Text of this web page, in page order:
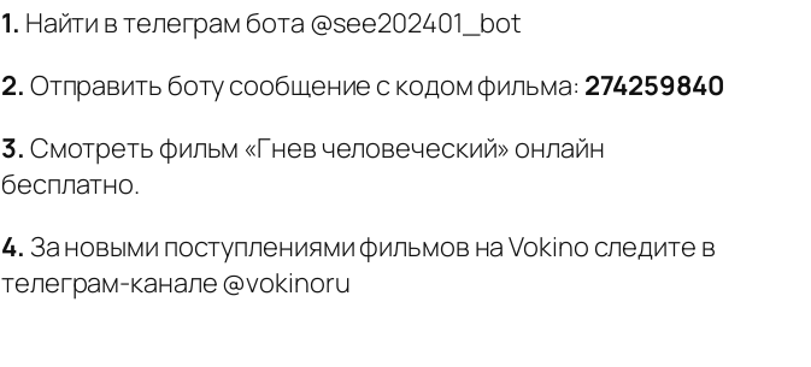
1. Найти в телеграм бота @see202401_bot
2. Отправить боту сообщение с кодом фильма: 274259840
3. Смотреть фильм «Гнев человеческий» онлайн
бесплатно.
4. За новыми поступлениями фильмов на Vokino следите в
телеграм-канале @vokinoru